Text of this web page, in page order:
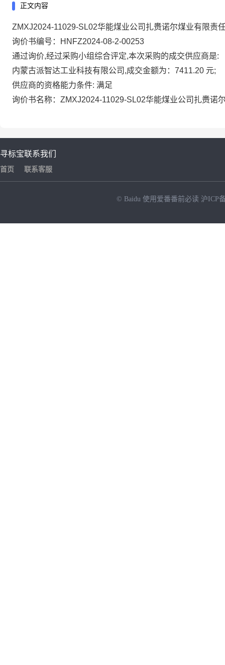
正文内容
ZMXJ2024-11029-SL02华能煤业公司扎赉诺尔煤业有限责
询价书编号：HNFZ2024-08-2-00253
通过询价,经过采购小组综合评定,本次采购的成交供应商是:
内蒙古派智达工业科技有限公司,成交金额为：7411.20 元;
供应商的资格能力条件: 满足
询价书名称：ZMXJ2024-11029-SL02华能煤业公司扎赉诺
寻标宝
首页
联系我们
联系客服
© Baidu 使用爱番番前必读 沪ICP